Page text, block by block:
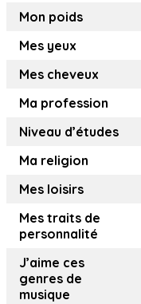
Mon poids
Mes yeux
Mes cheveux
Ma profession
Niveau d’études
Ma religion
Mes loisirs
Mes traits de
personnalité
J’aime ces
genres de
musique